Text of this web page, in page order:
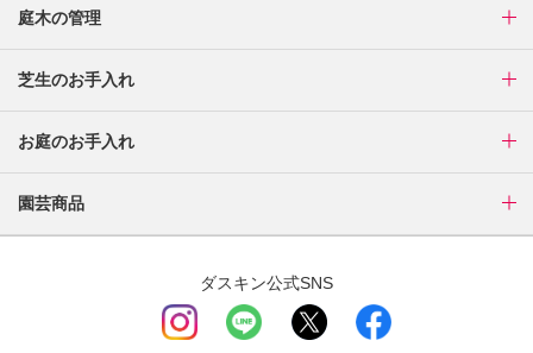
庭木の管理
芝生のお手入れ
お庭のお手入れ
園芸商品
ダスキン公式SNS